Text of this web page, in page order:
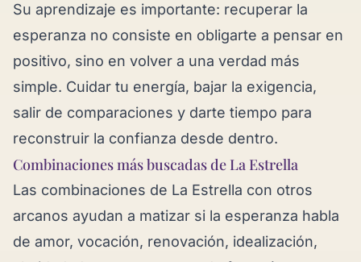
Su aprendizaje es importante: recuperar la
esperanza no consiste en obligarte a pensar en
positivo, sino en volver a una verdad más
simple. Cuidar tu energía, bajar la exigencia,
salir de comparaciones y darte tiempo para
reconstruir la confianza desde dentro.
Combinaciones más buscadas de La Estrella
Las combinaciones de La Estrella con otros
arcanos ayudan a matizar si la esperanza habla
de amor, vocación, renovación, idealización,